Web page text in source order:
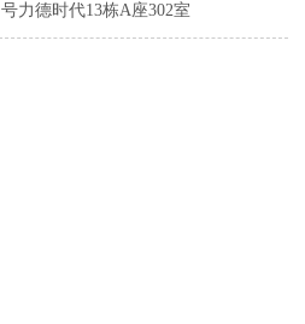
号力德时代13栋A座302室